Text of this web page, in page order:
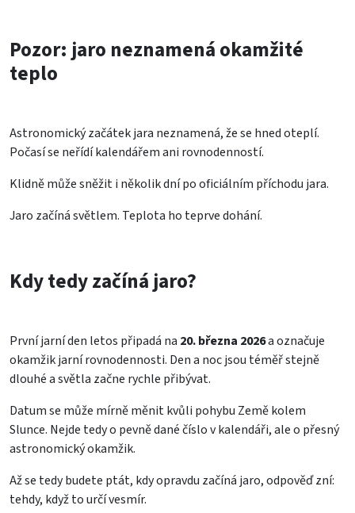
Pozor: jaro neznamená okamžité
teplo
Astronomický začátek jara neznamená, že se hned oteplí.
Počasí se neřídí kalendářem ani rovnodenností.
Klidně může sněžit i několik dní po oficiálním příchodu jara.
Jaro začíná světlem. Teplota ho teprve dohání.
Kdy tedy začíná jaro?
První jarní den letos připadá na 20. března 2026a označuje
okamžik jarní rovnodennosti. Den a noc jsou téměř stejně
dlouhé a světla začne rychle přibývat.
Datum se může mírně měnit kvůli pohybu Země kolem
Slunce. Nejde tedy o pevně dané číslo v kalendáři, ale o přesný
astronomický okamžik.
Až se tedy budete ptát, kdy opravdu začíná jaro, odpověď zní:
tehdy, když to určí vesmír.